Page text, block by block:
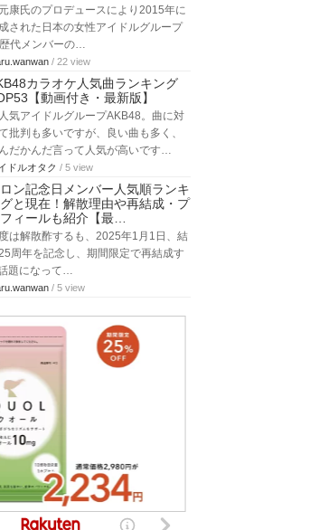
康氏のプロデュースにより2015年に
された日本の女性アイドルグループ
代メンバーの…
/ 22 view
カラオケ人気曲ランキング
【動画付き・最新版】
気アイドルグループAKB48。曲に対
批判も多いですが、良い曲も多く、
だかんだ言って人気が高いです…
ドルオタク / 5 view
ロン記念日メンバー人気順ランキ
と現在！解散理由や再結成・プ
ィールも紹介【最…
は解散酢するも、2025年1月1日、結
周年を記念し、期間限定で再結成す
題になって…
/ 5 view